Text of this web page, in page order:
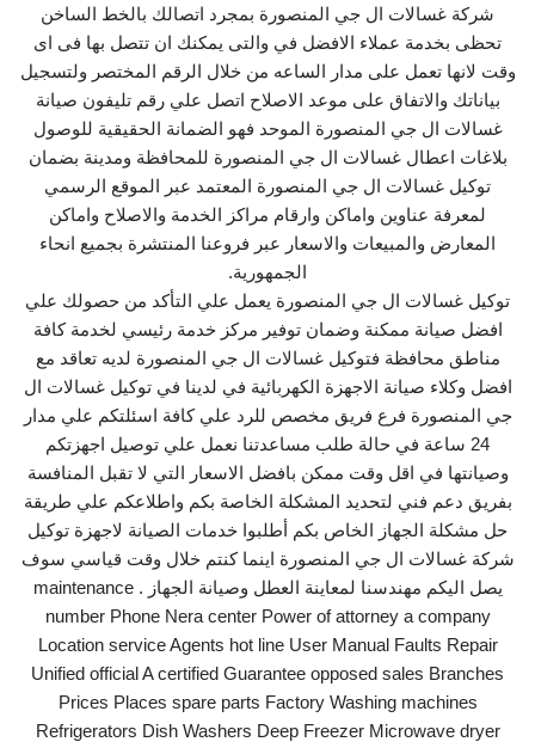
شركة غسالات ال جي المنصورة بمجرد اتصالك بالخط الساخن
تحظى بخدمة عملاء الافضل في والتى يمكنك ان تتصل بها فى اى
وقت لانها تعمل على مدار الساعه من خلال الرقم المختصر ولتسجيل
بياناتك والاتفاق على موعد الاصلاح اتصل علي رقم تليفون صيانة
غسالات ال جي المنصورة الموحد فهو الضمانة الحقيقية للوصول
بلاغات اعطال غسالات ال جي المنصورة للمحافظة ومدينة بضمان
توكيل غسالات ال جي المنصورة المعتمد عبر الموقع الرسمي
لمعرفة عناوين واماكن وارقام مراكز الخدمة والاصلاح واماكن
المعارض والمبيعات والاسعار عبر فروعنا المنتشرة بجميع انحاء
الجمهورية.
توكيل غسالات ال جي المنصورة يعمل علي التأكد من حصولك علي
افضل صيانة ممكنة وضمان توفير مركز خدمة رئيسي لخدمة كافة
مناطق محافظة فتوكيل غسالات ال جي المنصورة لديه تعاقد مع
افضل وكلاء صيانة الاجهزة الكهربائية في لدينا في توكيل غسالات ال
جي المنصورة فرع فريق مخصص للرد علي كافة اسئلتكم علي مدار
24 ساعة في حالة طلب مساعدتنا نعمل علي توصيل اجهزتكم
وصيانتها في اقل وقت ممكن بافضل الاسعار التي لا تقبل المنافسة
بفريق دعم فني لتحديد المشكلة الخاصة بكم واطلاعكم علي طريقة
حل مشكلة الجهاز الخاص بكم أطلبوا خدمات الصيانة لاجهزة توكيل
شركة غسالات ال جي المنصورة اينما كنتم خلال وقت قياسي سوف
يصل اليكم مهندسنا لمعاينة العطل وصيانة الجهاز . maintenance
number Phone Nera center Power of attorney a company
Location service Agents hot line User Manual Faults Repair
Unified official A certified Guarantee opposed sales Branches
Prices Places spare parts Factory Washing machines
Refrigerators Dish Washers Deep Freezer Microwave dryer